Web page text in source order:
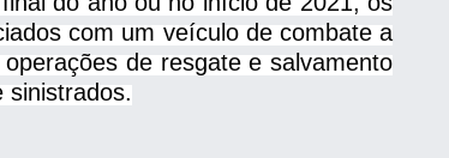
com um veículo de combate a
de resgate e salvamento
sinistrados.